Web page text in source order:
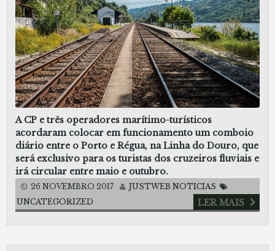
A CP e três operadores marítimo-turísticos
acordaram colocar em funcionamento um comboio
diário entre o Porto e Régua, na Linha do Douro, que
será exclusivo para os turistas dos cruzeiros fluviais e
irá circular entre maio e outubro.
26 NOVEMBRO 2017 JUSTWEB NOTICIAS
UNCATEGORIZED
LER MAIS